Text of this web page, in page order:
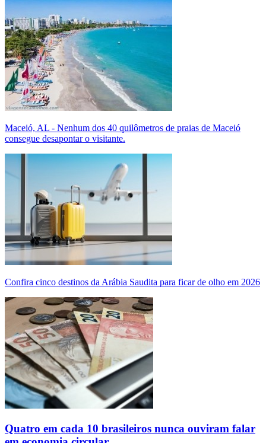
Maceió, AL - Nenhum dos 40 quilômetros de praias de Maceió
consegue desapontar o visitante.
Confira cinco destinos da Arábia Saudita para ficar de olho em 2026
Quatro em cada 10 brasileiros nunca ouviram falar